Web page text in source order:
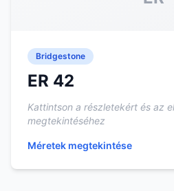
Bridgestone
ER 42
Kattintson a részletekért és az
megtekintéséhez
Méretek megtekintése